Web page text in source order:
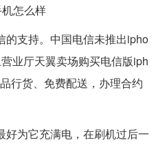
怎么样
的支持。中国电信未推出ipho
业厅天翼卖场购买电信版iph
行货、免费配送，办理合约
为它充满电，在刷机过后一